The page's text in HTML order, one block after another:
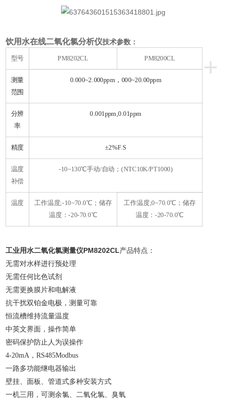
饮用水在线二氧化氯分析仪技术参数：
+
型号 PM8202CL PM8200CL
测量
范围
0.000~2.000ppm，000~20.00ppm
分辨
率
0.001ppm,0.01ppm
精度 ±2%F.S
温度
补偿
-10~130℃手动/自动；(NTC10K/PT1000)
温度 工作温度;-10~70.0℃；储存
温度：-20-70.0℃
工作温度;0~70.0℃；储存
温度：-20-70.0℃
工业用水二氧化氯测量仪PM8202CL产品特点：
无需对水样进行预处理
无需任何比色试剂
无需更换膜片和电解液
抗干扰双铂金电极，测量可靠
恒流槽维持流量温度
中英文界面，操作简单
密码保护防止人为误操作
4-20mA，RS485Modbus
一路多功能继电器输出
壁挂、面板、管道式多种安装方式
一机三用，可测余氯、二氧化氯、臭氧